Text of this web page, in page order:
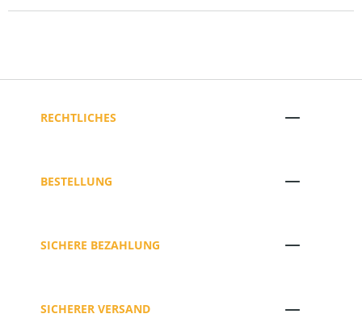
RECHTLICHES
BESTELLUNG
SICHERE BEZAHLUNG
SICHERER VERSAND